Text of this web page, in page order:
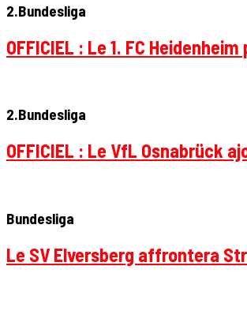
2.Bundesliga
OFFICIEL : Le 1. FC
2.Bundesliga
OFFICIEL : Le VfL Osnabrück
Bundesliga
Le SV Elversberg affrontera